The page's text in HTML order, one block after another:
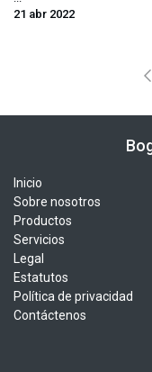
21 abr 2022
Inicio
Sobre nosotros
Productos
Servicios
Legal
Estatutos
Política de privacidad
Contáctenos